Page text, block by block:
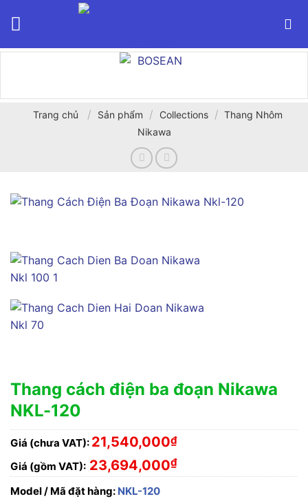
Trang chủ / Sản phẩm / Collections / Thang Nhôm
Nikawa
Thang cách điện ba đoạn Nikawa
NKL-120
Giá (chưa VAT): 21,540,000₫
Giá (gồm VAT): 23,694,000₫
Model / Mã đặt hàng: NKL-120